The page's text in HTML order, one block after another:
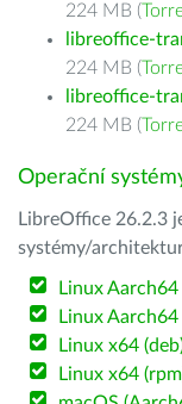
224 MB (
libreoffice-
224 MB (
libreoffice-
224 MB (
Operační
LibreOffice 26.2.3
systémy/
Linux Aarch64
Linux Aarch64
Linux x64
Linux x64